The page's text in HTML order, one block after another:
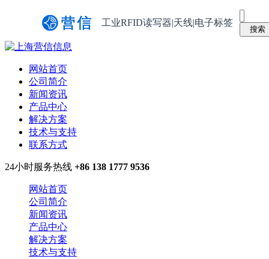
工业RFID读写器|天线|电子标签
网站首页
公司简介
新闻资讯
产品中心
解决方案
技术与支持
联系方式
24小时服务热线 +86 138 1777 9536
网站首页
公司简介
新闻资讯
产品中心
解决方案
技术与支持